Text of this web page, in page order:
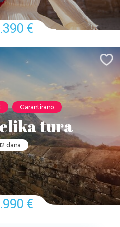
€
Garantirano
tura
dana
€